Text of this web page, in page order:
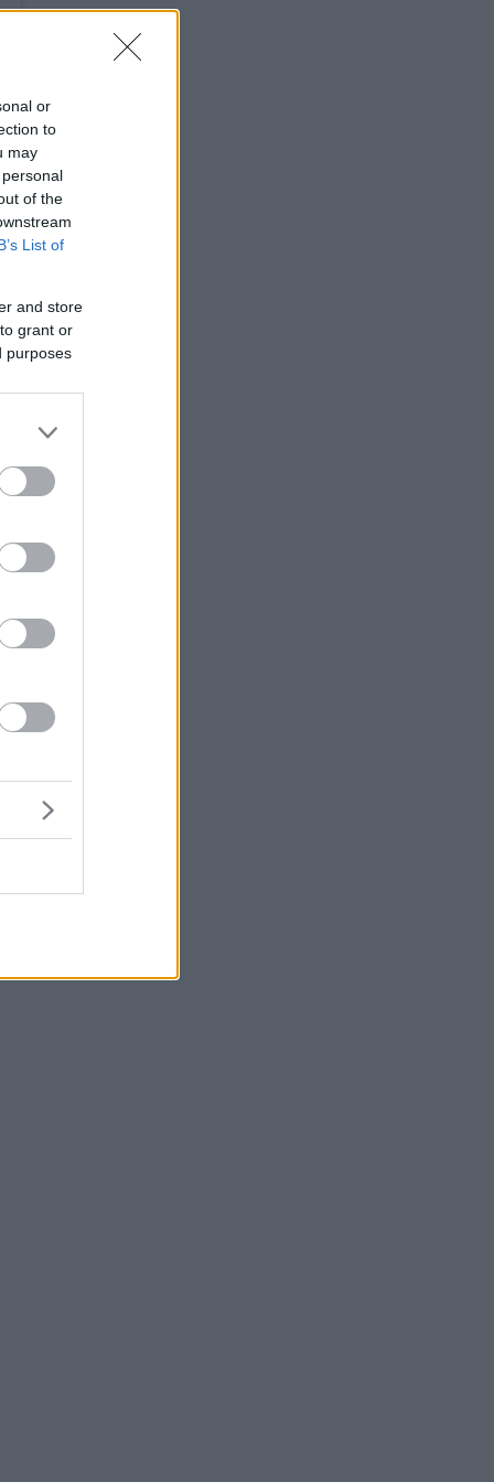
or
to
may
of the
List of
and store
grant or
purposes